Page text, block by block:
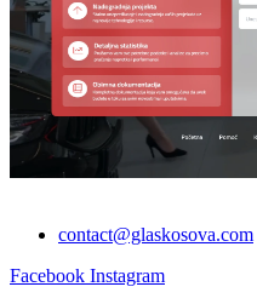
contact@glaskosova.com
Facebook Instagram